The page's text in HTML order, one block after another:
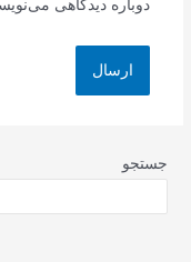
دوباره دیدگاهی
جستجو